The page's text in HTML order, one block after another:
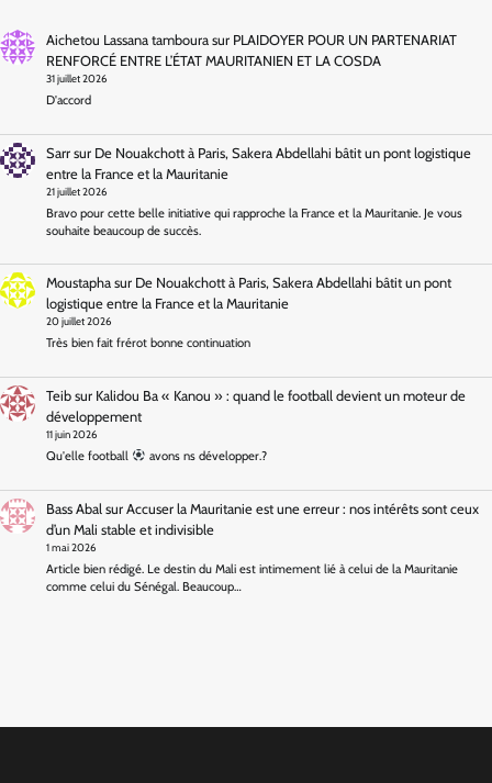
Aichetou Lassana tambourasur PLAIDOYER POUR UN PARTENARIAT
RENFORCÉ ENTRE L’ÉTAT MAURITANIEN ET LA COSDA
31 juillet 2026
D'accord
Sarrsur De Nouakchott à Paris, Sakera Abdellahi bâtit un pont logistique
entre la France et la Mauritanie
21 juillet 2026
Bravo pour cette belle initiative qui rapproche la France et la Mauritanie. Je vous
souhaite beaucoup de succès.
Moustaphasur De Nouakchott à Paris, Sakera Abdellahi bâtit un pont
logistique entre la France et la Mauritanie
20 juillet 2026
Très bien fait frérot bonne continuation
Teibsur Kalidou Ba « Kanou » : quand le football devient un moteur de
développement
11 juin 2026
Qu'elle football avons ns développer.?
Bass Abalsur Accuser la Mauritanie est une erreur : nos intérêts sont ceux
d’un Mali stable et indivisible
1 mai 2026
Article bien rédigé. Le destin du Mali est intimement lié à celui de la Mauritanie
comme celui du Sénégal. Beaucoup…